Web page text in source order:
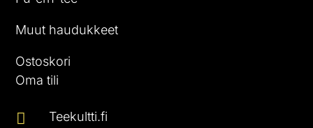
Muut haudukkeet
Ostoskori
Oma tili
 Teekultti.fi